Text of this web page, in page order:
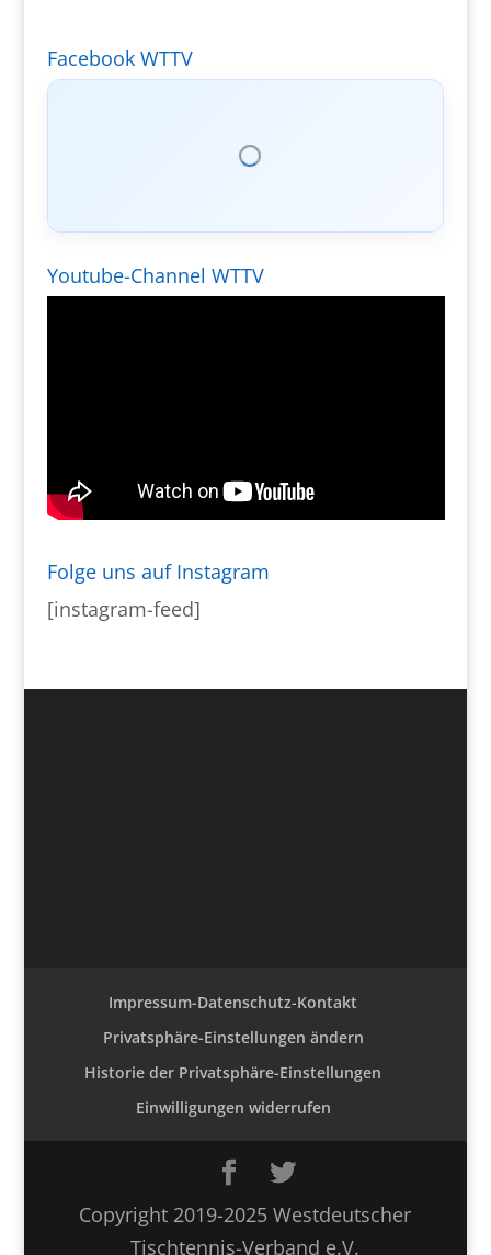
Facebook WTTV
Youtube-Channel WTTV
Folge uns auf Instagram
[instagram-feed]
Impressum-Datenschutz-Kontakt
Privatsphäre-Einstellungen ändern
Historie der Privatsphäre-Einstellungen
Einwilligungen widerrufen
Copyright 2019-2025 Westdeutscher
Tischtennis-Verband e.V.